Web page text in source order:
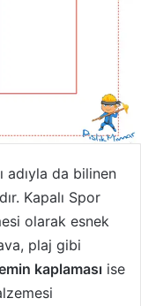
adıyla da bilinen
Kapalı Spor
olarak esnek
plaj gibi
kaplaması ise